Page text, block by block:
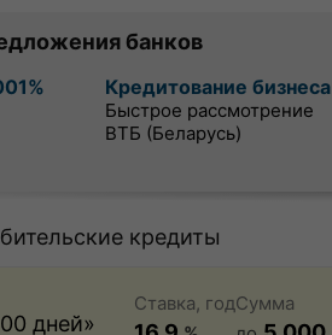
банков
Кредитование бизнеса
Быстрое рассмотрение
ВТБ (Беларусь)
кредиты
дней»
Ставка, годСумма